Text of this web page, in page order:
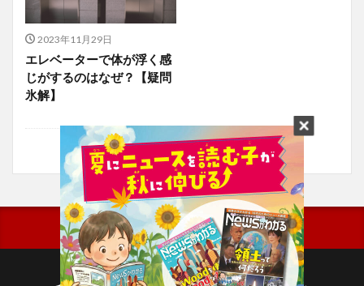
2023年11月29日
エレベーターで体が浮く感
じがするのはなぜ？【疑問
氷解】